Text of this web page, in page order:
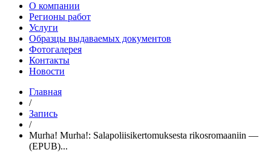
О компании
Регионы работ
Услуги
Образцы выдаваемых документов
Фотогалерея
Контакты
Новости
Главная
/
Запись
/
Murha! Murha!: Salapoliisikertomuksesta rikosromaaniin —
(EPUB)...